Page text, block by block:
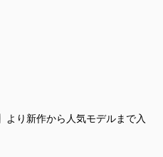
り新作から人気モデルまで入